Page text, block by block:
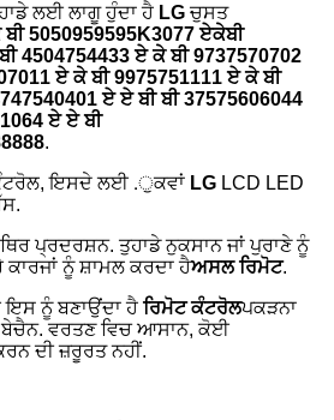
ਲਈ ਲਾਗੂ ਹੁੰਦਾ ਹੈ LG ਚੁਸਤ
5050959595K3077 ਏਕੇਬੀ
4504754433 ਏ ਕੇ ਬੀ 9737570702
ਏ ਕੇ ਬੀ 9975751111 ਏ ਕੇ ਬੀ
ਏ ਏ ਬੀ ਬੀ 37575606044
ਏ ਏ ਬੀ
.
ਇਸਦੇ ਲਈ .ੁਕਵਾਂ LG LCD LED
ਪ੍ਰਦਰਸ਼ਨ. ਤੁਹਾਡੇ ਨੁਕਸਾਨ ਜਾਂ ਪੁਰਾਣੇ ਨੂੰ
ਨੂੰ ਸ਼ਾਮਲ ਕਰਦਾ ਹੈਅਸਲ ਰਿਮੋਟ.
ਨੂੰ ਬਣਾਉਂਦਾ ਹੈ ਰਿਮੋਟ ਕੰਟਰੋਲਪਕੜਨਾ
ਵਰਤਣ ਵਿਚ ਆਸਾਨ, ਕੋਈ
ਦੀ ਜ਼ਰੂਰਤ ਨਹੀਂ.